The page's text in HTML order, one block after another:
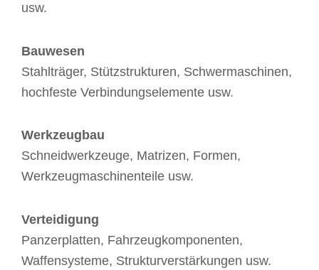
usw.
Bauwesen
Stahlträger, Stützstrukturen, Schwermaschinen,
hochfeste Verbindungselemente usw.
Werkzeugbau
Schneidwerkzeuge, Matrizen, Formen,
Werkzeugmaschinenteile usw.
Verteidigung
Panzerplatten, Fahrzeugkomponenten,
Waffensysteme, Strukturverstärkungen usw.